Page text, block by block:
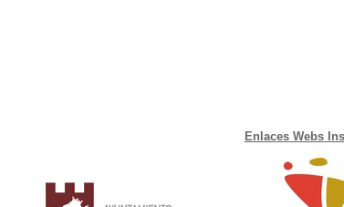
Enlaces Webs